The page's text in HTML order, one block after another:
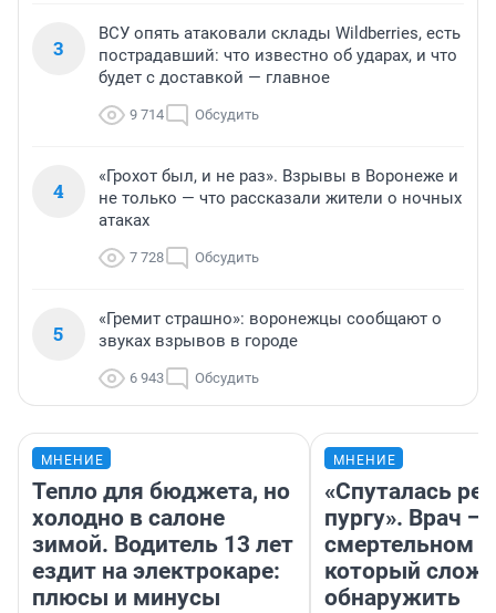
3
ВСУ опять атаковали склады Wildberries, есть
пострадавший: что известно об ударах, и что
будет с доставкой — главное
9 714 Обсудить
4
«Грохот был, и не раз». Взрывы в Воронеже и
не только — что рассказали жители о ночных
атаках
7 728 Обсудить
5
«Гремит страшно»: воронежцы сообщают о
звуках взрывов в городе
6 943 Обсудить
МНЕНИЕ
Тепло для бюджета, но
холодно в салоне
зимой. Водитель 13 лет
ездит на электрокаре:
плюсы и минусы
МНЕНИЕ
«Спуталась
пургу». Врач —
смертельном
который
обнаружить